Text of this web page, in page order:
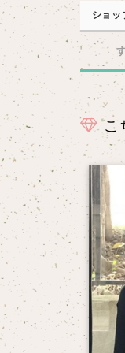
ショッ
こ